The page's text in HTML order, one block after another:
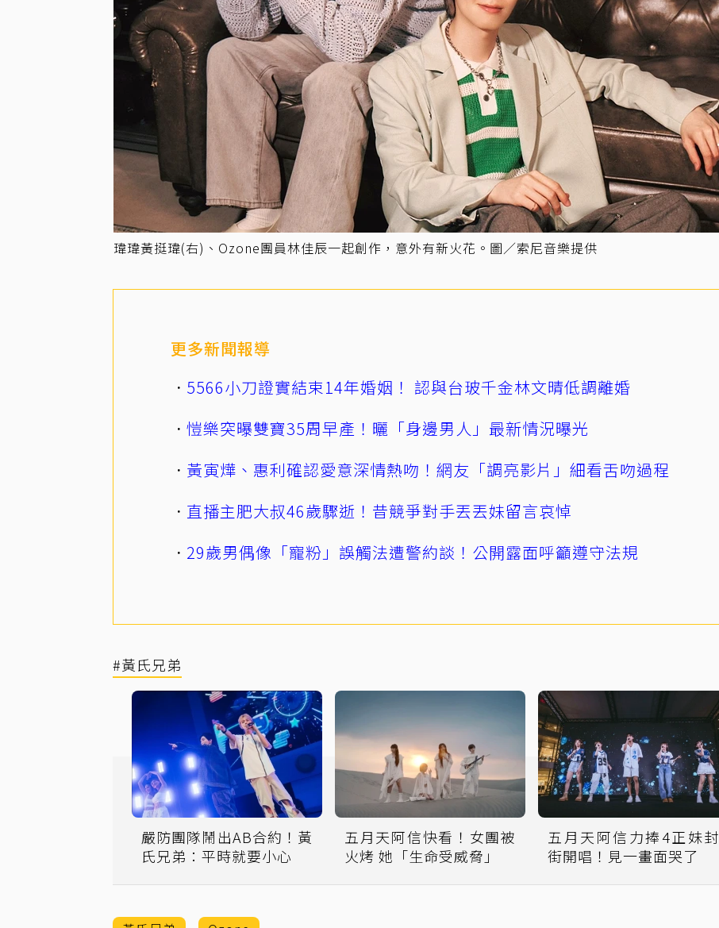
瑋瑋黃挺瑋(右)、Ozone團員林佳辰一起創作，意外有新火花。圖／索尼音樂提供
更多新聞報導
5566小刀證實結束14年婚姻！ 認與台玻千金林文晴低調離婚
愷樂突曝雙寶35周早產！曬「身邊男人」最新情況曝光
黃寅燁、惠利確認愛意深情熱吻！網友「調亮影片」細看舌吻過程
直播主肥大叔46歲驟逝！昔競爭對手丟丟妹留言哀悼
29歲男偶像「寵粉」誤觸法遭警約談！公開露面呼籲遵守法規
#黃氏兄弟
嚴防團隊鬧出AB合約！黃
氏兄弟：平時就要小心
五月天阿信快看！女團被
火烤 她「生命受威脅」
五月天阿信力捧4正妹封
街開唱！見一畫面哭了